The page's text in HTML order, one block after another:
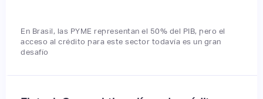
En Brasil, las PYME representan el 50% del PIB, pero el
acceso al crédito para este sector todavía es un gran
desafío